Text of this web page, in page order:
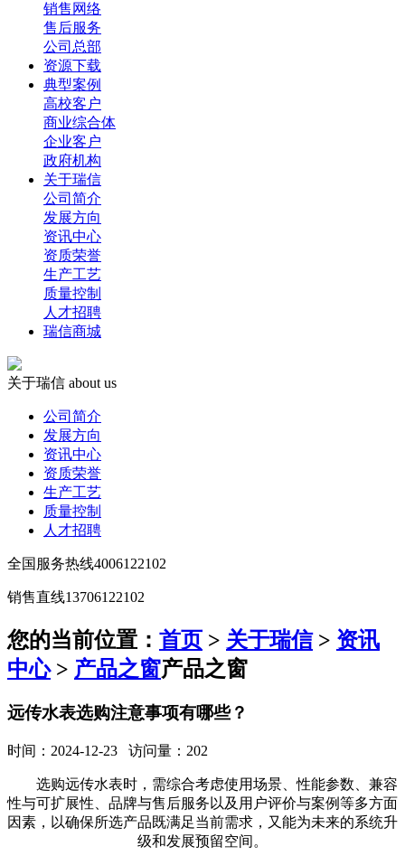
销售网络
售后服务
公司总部
资源下载
典型案例
高校客户
商业综合体
企业客户
政府机构
关于瑞信
公司简介
发展方向
资讯中心
资质荣誉
生产工艺
质量控制
人才招聘
瑞信商城
关于瑞信 about us
公司简介
发展方向
资讯中心
资质荣誉
生产工艺
质量控制
人才招聘
全国服务热线4006122102
销售直线13706122102
您的当前位置： 首页 > 关于瑞信> 资讯
中心> 产品之窗产品之窗
远传水表选购注意事项有哪些？
时间：2024-12-23 访问量：202
选购远传水表时，需综合考虑使用场景、性能参数、兼容
性与可扩展性、品牌与售后服务以及用户评价与案例等多方面
因素，以确保所选产品既满足当前需求，又能为未来的系统升
级和发展预留空间。